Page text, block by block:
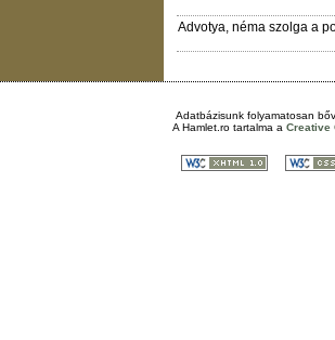
Advotya, néma szolga a
Adatbázisunk folyamatosan
A Hamlet.ro tartalma a Creative